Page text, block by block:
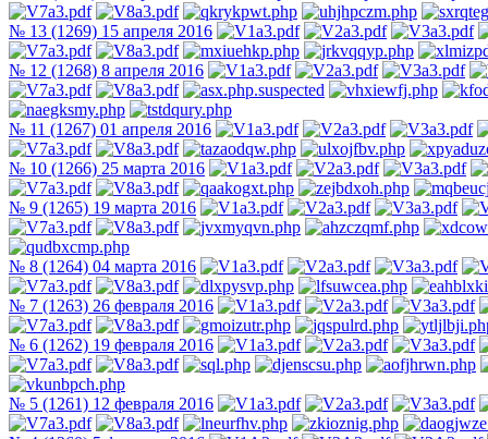
№ 13 (1269) 15 апреля 2016
№ 12 (1268) 8 апреля 2016
№ 11 (1267) 01 апреля 2016
№ 10 (1266) 25 марта 2016
№ 9 (1265) 19 марта 2016
№ 8 (1264) 04 марта 2016
№ 7 (1263) 26 февраля 2016
№ 6 (1262) 19 февраля 2016
№ 5 (1261) 12 февраля 2016